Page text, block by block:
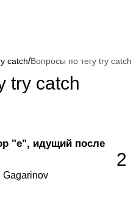
catch/Вопросы по тегу try catch
try catch
"e", идущий после
Gagarinov
2